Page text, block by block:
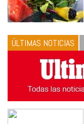
ÚLTIMAS NOTICIAS